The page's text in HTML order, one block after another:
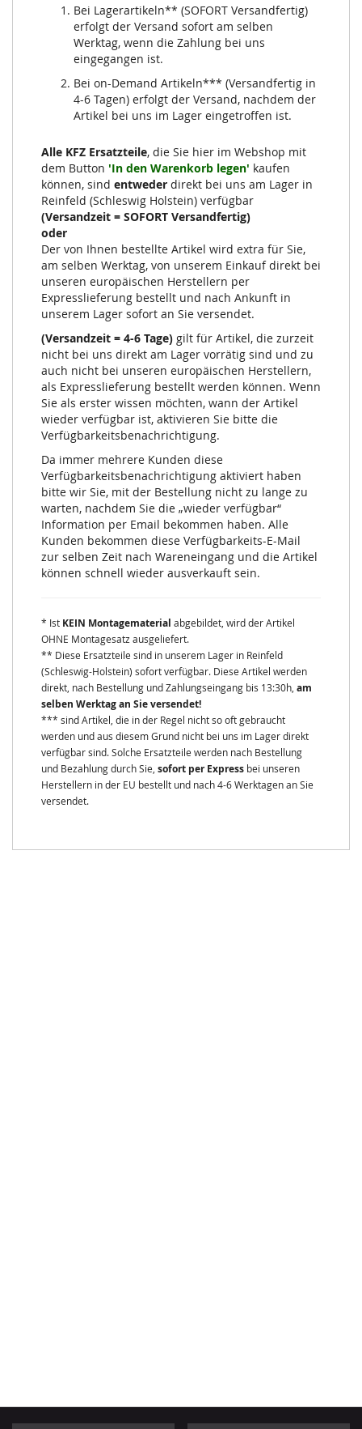
Bei Lagerartikeln** (SOFORT Versandfertig)
erfolgt der Versand sofort am selben
Werktag, wenn die Zahlung bei uns
eingegangen ist.
Bei on-Demand Artikeln*** (Versandfertig in
4-6 Tagen) erfolgt der Versand, nachdem der
Artikel bei uns im Lager eingetroffen ist.
Alle KFZ Ersatzteile, die Sie hier im Webshop mit
dem Button 'In den Warenkorb legen' kaufen
können, sind entweder direkt bei uns am Lager in
Reinfeld (Schleswig Holstein) verfügbar
(Versandzeit = SOFORT Versandfertig)
oder
Der von Ihnen bestellte Artikel wird extra für Sie,
am selben Werktag, von unserem Einkauf direkt bei
unseren europäischen Herstellern per
Expresslieferung bestellt und nach Ankunft in
unserem Lager sofort an Sie versendet.
(Versandzeit = 4-6 Tage) gilt für Artikel, die zurzeit
nicht bei uns direkt am Lager vorrätig sind und zu
auch nicht bei unseren europäischen Herstellern,
als Expresslieferung bestellt werden können. Wenn
Sie als erster wissen möchten, wann der Artikel
wieder verfügbar ist, aktivieren Sie bitte die
Verfügbarkeitsbenachrichtigung.
Da immer mehrere Kunden diese
Verfügbarkeitsbenachrichtigung aktiviert haben
bitte wir Sie, mit der Bestellung nicht zu lange zu
warten, nachdem Sie die „wieder verfügbar“
Information per Email bekommen haben. Alle
Kunden bekommen diese Verfügbarkeits-E-Mail
zur selben Zeit nach Wareneingang und die Artikel
können schnell wieder ausverkauft sein.
* Ist KEIN Montagematerial abgebildet, wird der Artikel
OHNE Montagesatz ausgeliefert.
** Diese Ersatzteile sind in unserem Lager in Reinfeld
(Schleswig-Holstein) sofort verfügbar. Diese Artikel werden
direkt, nach Bestellung und Zahlungseingang bis 13:30h, am
selben Werktag an Sie versendet!
*** sind Artikel, die in der Regel nicht so oft gebraucht
werden und aus diesem Grund nicht bei uns im Lager direkt
verfügbar sind. Solche Ersatzteile werden nach Bestellung
und Bezahlung durch Sie, sofort per Express bei unseren
Herstellern in der EU bestellt und nach 4-6 Werktagen an Sie
versendet.